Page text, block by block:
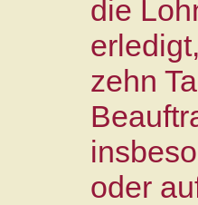
die
zehn
oder